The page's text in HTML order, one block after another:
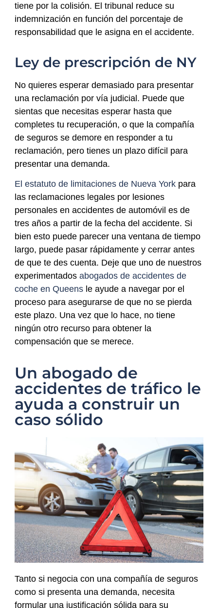
tiene por la colisión. El tribunal reduce su
indemnización en función del porcentaje de
responsabilidad que le asigna en el accidente.
Ley de prescripción de NY
No quieres esperar demasiado para presentar
una reclamación por vía judicial. Puede que
sientas que necesitas esperar hasta que
completes tu recuperación, o que la compañía
de seguros se demore en responder a tu
reclamación, pero tienes un plazo difícil para
presentar una demanda.
El estatuto de limitaciones de Nueva York para
las reclamaciones legales por lesiones
personales en accidentes de automóvil es de
tres años a partir de la fecha del accidente. Si
bien esto puede parecer una ventana de tiempo
largo, puede pasar rápidamente y cerrar antes
de que te des cuenta. Deje que uno de nuestros
experimentados abogados de accidentes de
coche en Queens le ayude a navegar por el
proceso para asegurarse de que no se pierda
este plazo. Una vez que lo hace, no tiene
ningún otro recurso para obtener la
compensación que se merece.
Un abogado de
accidentes de tráfico le
ayuda a construir un
caso sólido
Tanto si negocia con una compañía de seguros
como si presenta una demanda, necesita
formular una justificación sólida para su